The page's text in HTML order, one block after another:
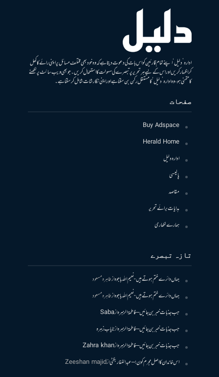
ادارہ ’دلیل‘ اپنے تمام قارئین کو اس بات کی دعوت دیتا ہے کہ وہ خود بھی مختلف مسائل پر اپنی رائے کا کھل
کر اظہار کریں اور اس کے لیے ہر تحریر پر تبصرے کی سہولت کا استعمال کریں۔ جو بھی ویب سائٹ پر لکھنے
کا متمنی ہو، وہ ادارہ ’دلیل‘ کا مستقل رکن بن سکتا ہے اور اپنی نگارشات شامل کرسکتا ہے۔
صفحات
Buy Adspace
Herald Home
ادارہ دلیل
پالیسی
مقاصد
ہدایات برائے تحریر
ہمارے لکھاری
تازہ تبصرے
جہاں دائرے ختم ہوتے ہیں- نعیم اللہ باجوہازطاہرہ مسعود
جہاں دائرے ختم ہوتے ہیں- نعیم اللہ باجوہازطاہرہ مسعود
جب جذبات خبر بن جائیں – فاطمۃالزہرہازSaba
جب جذبات خبر بن جائیں – فاطمۃالزہرہازنایاب زہرہ
جب جذبات خبر بن جائیں – فاطمۃالزہرہازZahra khan
اس خاندان کا اصل مجرم کون! – عبدالغفار بگٹیازZeeshan majid